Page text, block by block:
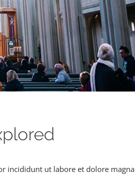
incididunt ut labore et dolore magna